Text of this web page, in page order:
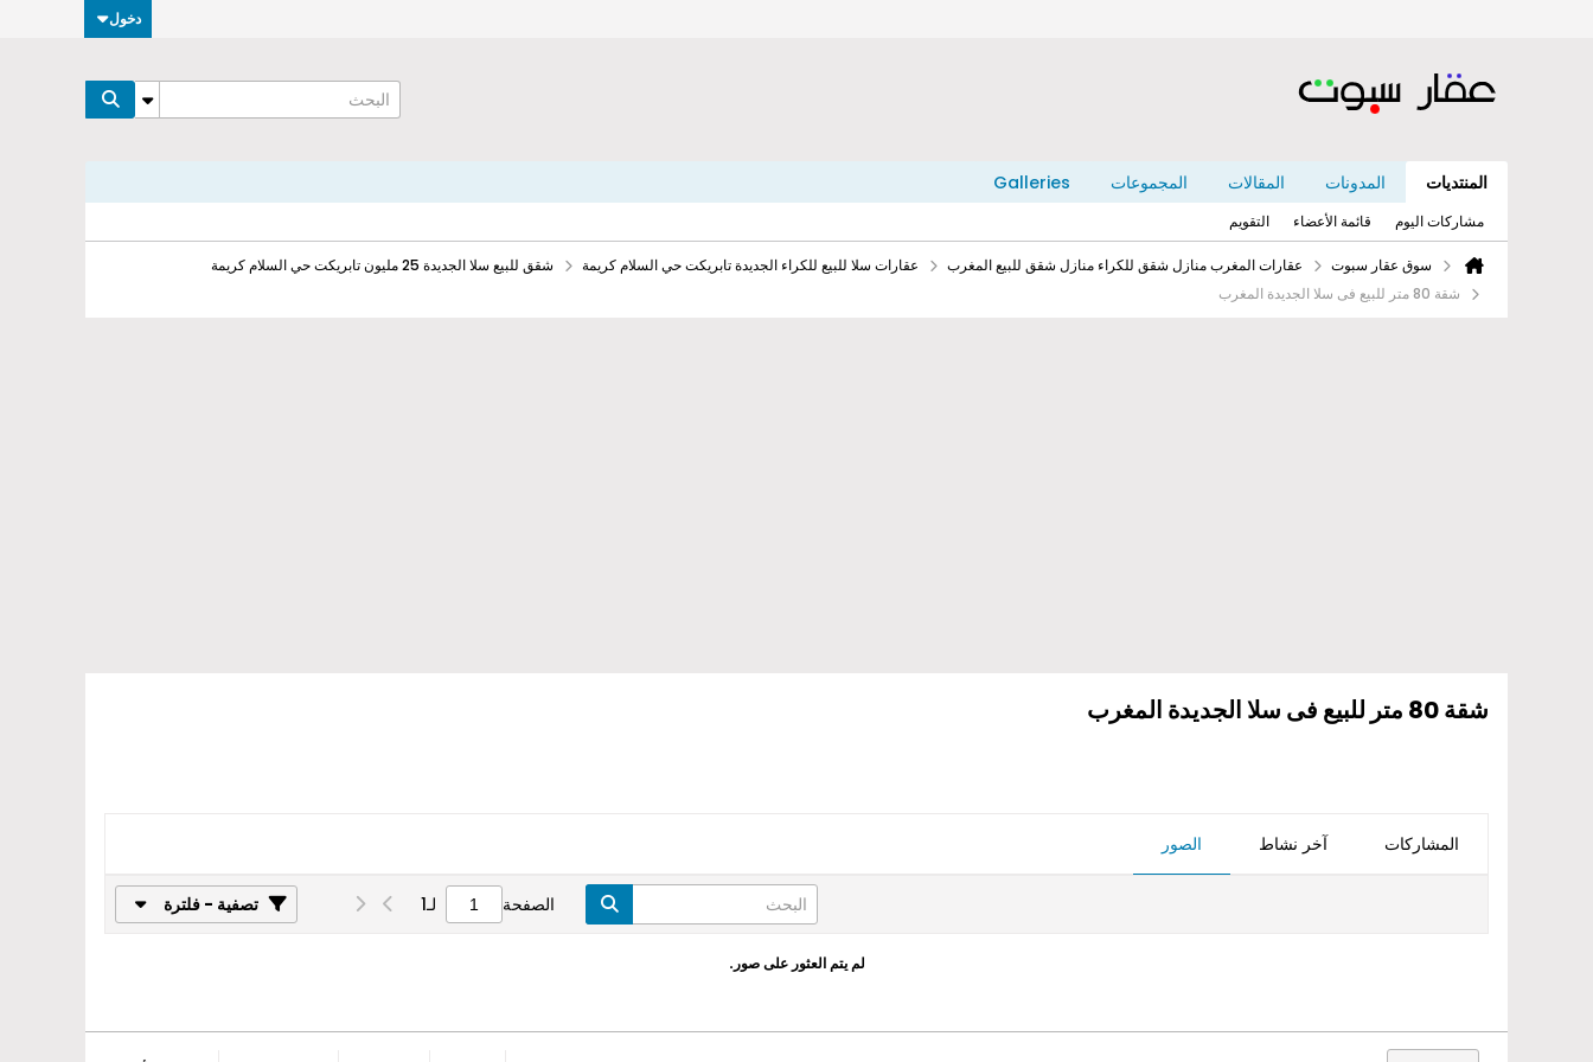
دخول
المنتديات المدونات المقالات المجموعات Galleries
مشاركات اليوم قائمة الأعضاء التقويم
سوق عقار سبوت عقارات المغرب منازل شقق للكراء منازل شقق للبيع المغرب عقارات سلا للبيع للكراء الجديدة تابريكت حي السلام كريمة
شقق للبيع سلا الجديدة 25 مليون تابريكت حي السلام كريمة
شقة 80 متر للبيع فى سلا الجديدة المغرب
شقة 80 متر للبيع فى سلا الجديدة المغرب
المشاركات آخر نشاط الصور
الصفحة لـ1 تصفية - فلترة
لم يتم العثور على صور.